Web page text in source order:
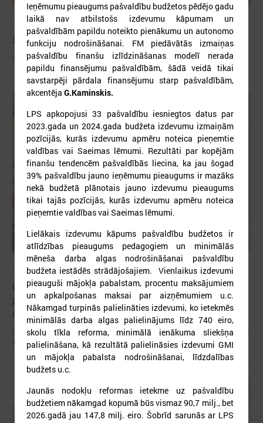
2026. gada 09. jūlijs
Sumināti Latvijas labākie tirgotāji
Sumināti Latvijas labākie tirgotāji
2026. gada 09. jūlijs
LPS: apreibinošu vielu ietekmē esošu bērnu
profilakses iestādi nedrīkst slēgt bez droša
alternatīva risinājuma
LPS: apreibinošu vielu ietekmē esošu bērnu profilakses iestādi nedrīkst
slēgt bez droša alternatīva risinājuma
Ieņēmumu pieaugums pašvaldību budžetos pēdējo gadu
laikā nav atbilstošs izdevumu kāpumam un
pašvaldībām papildu noteikto pienākumu un autonomo
funkciju nodrošināšanai. FM piedāvātās izmaiņas
pašvaldību finanšu izlīdzināšanas modelī nerada
papildu finansējumu pašvaldībām, šādā veidā tikai
savstarpēji pārdala finansējumu starp pašvaldībām,
akcentēja G.Kaminskis.
LPS apkopojusi 33 pašvaldību iesniegtos datus par
2023.gada un 2024.gada budžeta izdevumu izmaiņām
pozīcijās, kurās izdevumu apmēru noteica pieņemtie
valdības vai Saeimas lēmumi. Rezultāti par kopējām
finanšu tendencēm pašvaldībās liecina, ka jau šogad
39% pašvaldību jauno ieņēmumu pieaugums ir mazāks
nekā budžetā plānotais jauno izdevumu pieaugums
tikai tajās pozīcijās, kurās izdevumu apmēru noteica
pieņemtie valdības vai Saeimas lēmumi.
Lielākais izdevumu kāpums pašvaldību budžetos ir
atlīdzības pieaugums pedagogiem un minimālās
mēneša darba algas nodrošināšanai pašvaldību
budžeta iestādēs strādājošajiem. Vienlaikus izdevumi
pieauguši mājokļa pabalstam, procentu maksājumiem
un apkalpošanas maksai par aizņēmumiem u.c.
Nākamgad turpinās palielināties izdevumi, ko ietekmēs
minimālās darba algas palielinājums līdz 740 eiro,
skolu tīkla reforma, minimālā ienākuma sliekšņa
palielināšana, kā rezultātā palielināsies izdevumi GMI
un mājokļa pabalsta nodrošināšanai, līdzdalības
budžets u.c.
Jaunās nodokļu reformas ietekme uz pašvaldību
budžetiem nākamgad kopumā būs vismaz 90,7 milj., bet
2026.gadā jau 147,8 milj. eiro. Šobrīd sarunās ar LPS